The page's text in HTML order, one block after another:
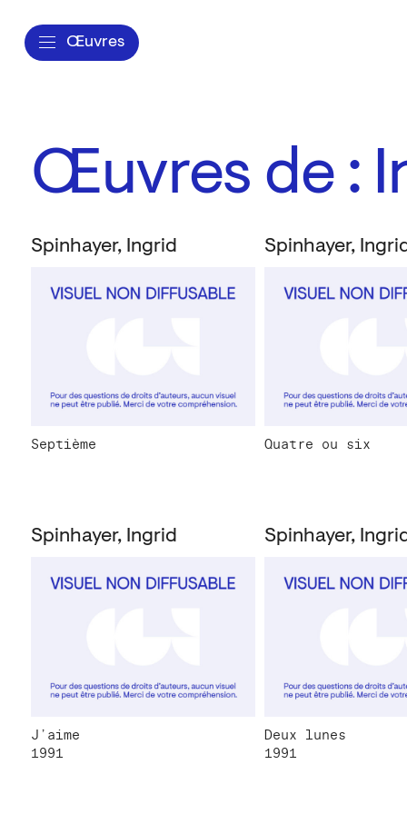
Œuvres
Œuvres de :
Spinhayer, Ingrid
Septième
Spinhayer,
Quatre ou six
Spinhayer, Ingrid
J’aime
1991
Spinhayer,
Deux lunes
1991